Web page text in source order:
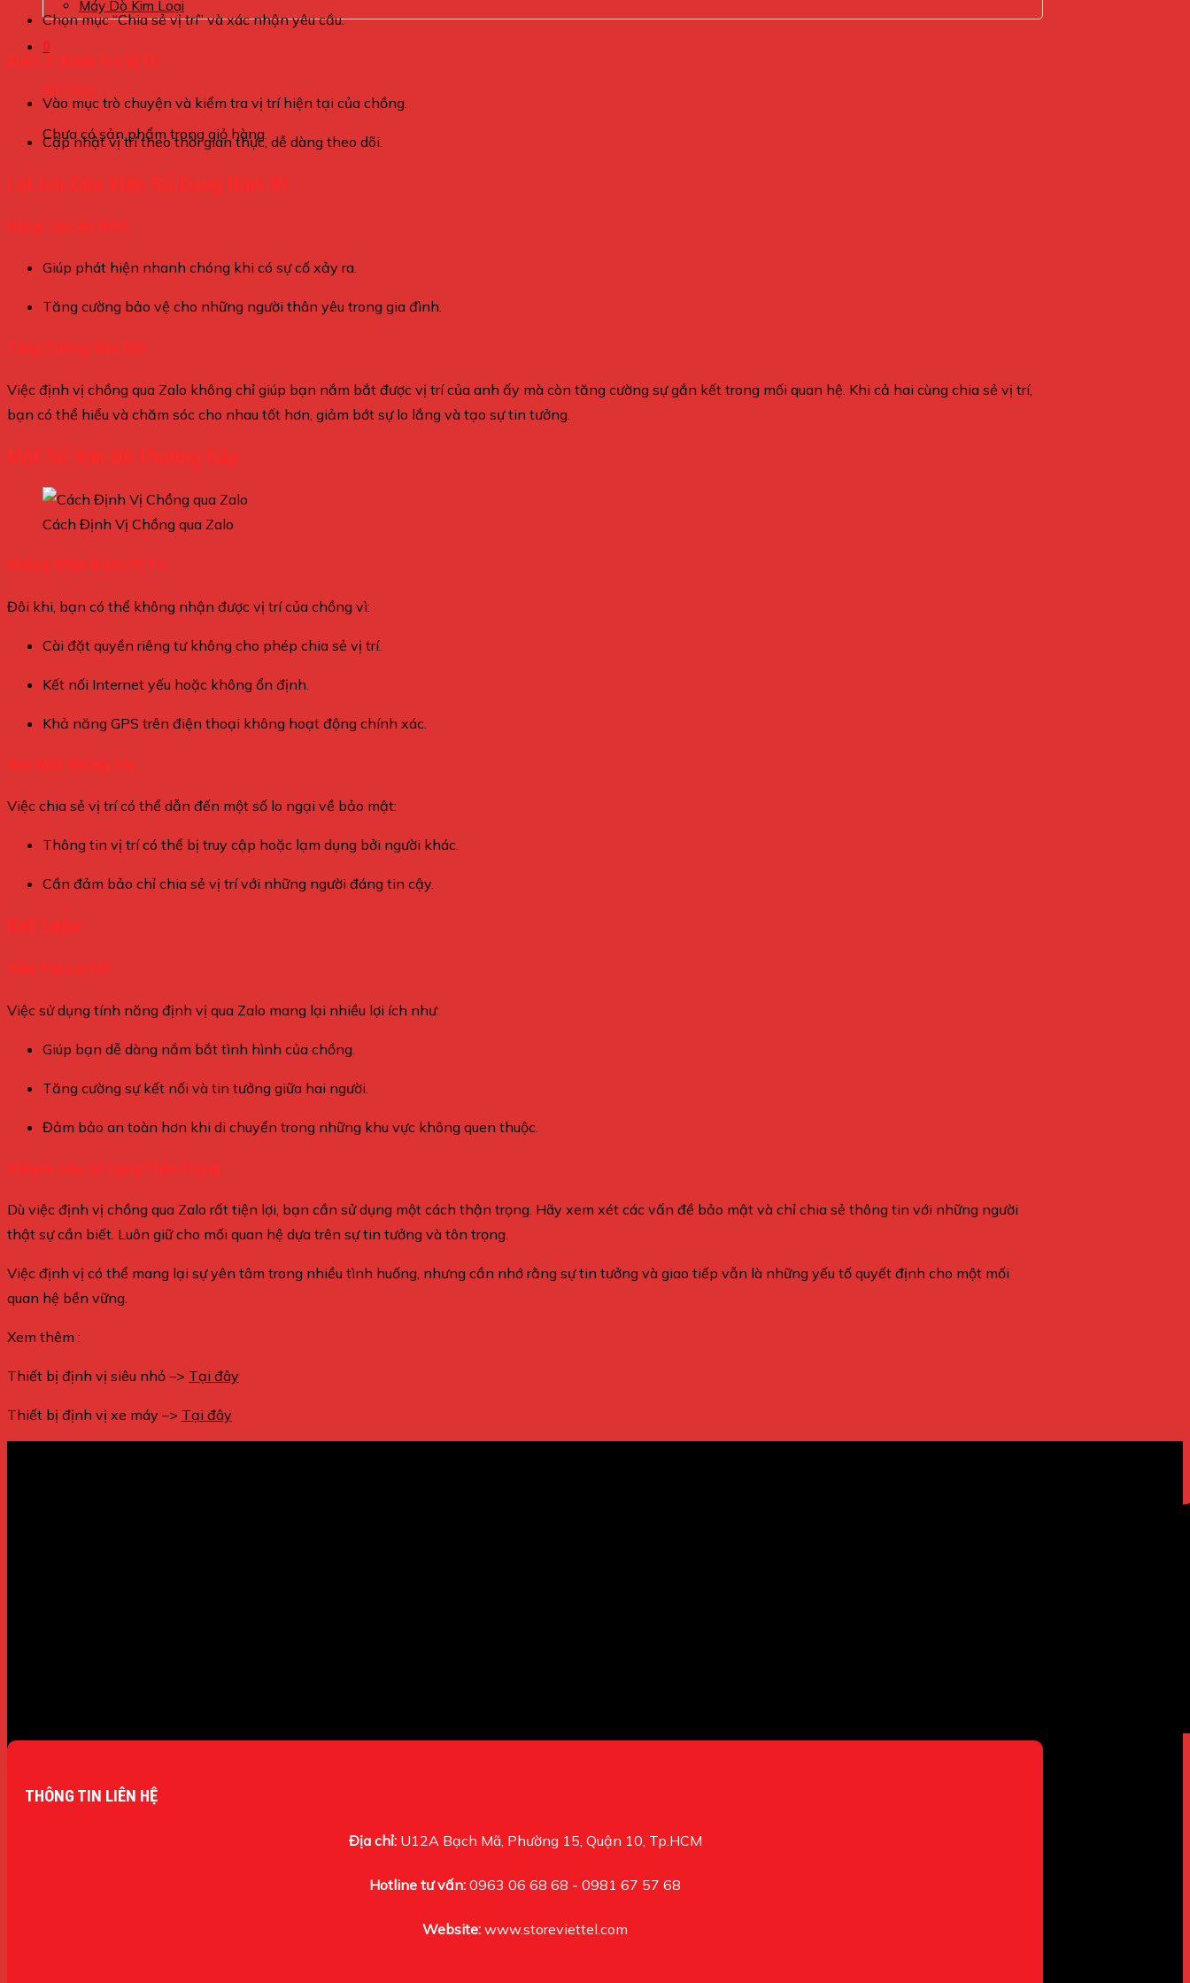
Máy Dò Kim Loại
0
Giỏ hàng
Chưa có sản phẩm trong giỏ hàng.
Chọn mục “Chia sẻ vị trí” và xác nhận yêu cầu.
Bước 3: Kiểm Tra Vị Trí
Vào mục trò chuyện và kiểm tra vị trí hiện tại của chồng.
Cập nhật vị trí theo thời gian thực, dễ dàng theo dõi.
Lợi Ích Của Việc Sử Dụng Định Vị
Nâng Cao An Ninh
Giúp phát hiện nhanh chóng khi có sự cố xảy ra.
Tăng cường bảo vệ cho những người thân yêu trong gia đình.
Tăng Cường Gắn Kết
Việc định vị chồng qua Zalo không chỉ giúp bạn nắm bắt được vị trí của anh ấy mà còn tăng cường sự gắn kết trong mối quan hệ. Khi cả hai cùng chia sẻ vị trí,
bạn có thể hiểu và chăm sóc cho nhau tốt hơn, giảm bớt sự lo lắng và tạo sự tin tưởng.
Một Số Vấn Đề Thường Gặp
Cách Định Vị Chồng qua Zalo
Không Nhận Được Vị Trí
Đôi khi, bạn có thể không nhận được vị trí của chồng vì:
Cài đặt quyền riêng tư không cho phép chia sẻ vị trí.
Kết nối Internet yếu hoặc không ổn định.
Khả năng GPS trên điện thoại không hoạt động chính xác.
Bảo Mật Thông Tin
Việc chia sẻ vị trí có thể dẫn đến một số lo ngại về bảo mật:
Thông tin vị trí có thể bị truy cập hoặc lạm dụng bởi người khác.
Cần đảm bảo chỉ chia sẻ vị trí với những người đáng tin cậy.
Kết Luận
Tóm Tắt Lợi Ích
Việc sử dụng tính năng định vị qua Zalo mang lại nhiều lợi ích như:
Giúp bạn dễ dàng nắm bắt tình hình của chồng.
Tăng cường sự kết nối và tin tưởng giữa hai người.
Đảm bảo an toàn hơn khi di chuyển trong những khu vực không quen thuộc.
Khuyến cáo Sử Dụng Thận Trọng
Dù việc định vị chồng qua Zalo rất tiện lợi, bạn cần sử dụng một cách thận trọng. Hãy xem xét các vấn đề bảo mật và chỉ chia sẻ thông tin với những người
thật sự cần biết. Luôn giữ cho mối quan hệ dựa trên sự tin tưởng và tôn trọng.
Việc định vị có thể mang lại sự yên tâm trong nhiều tình huống, nhưng cần nhớ rằng sự tin tưởng và giao tiếp vẫn là những yếu tố quyết định cho một mối
quan hệ bền vững.
Xem thêm :
Thiết bị định vị siêu nhỏ –> Tại đây
Thiết bị định vị xe máy –> Tại đây
THÔNG TIN LIÊN HỆ
Địa chỉ:U12A Bạch Mã, Phường 15, Quận 10, Tp.HCM
Hotline tư vấn: 0963 06 68 68 - 0981 67 57 68
Website: www.storeviettel.com